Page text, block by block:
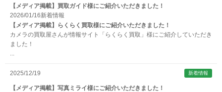
Argus （アーガス）
ARNUVO（アルヌボ）
ARTISAN&ARTIST (アルティザンアンドアーティスト)
Aska（アスカ/飛鳥）
ATOMOS（アトモス）
erg（エルグ）
【メディア掲載】買取ガイド様にご紹介いただきました！
2026/01/16新着情報
【メディア掲載】らくらく買取様にご紹介いただきました！
カメラの買取屋さんが情報サイト「らくらく買取」様にご紹介していただき
ました！
2025/12/19 新着情報
【メディア掲載】写真ミライ様にご紹介いただきました！